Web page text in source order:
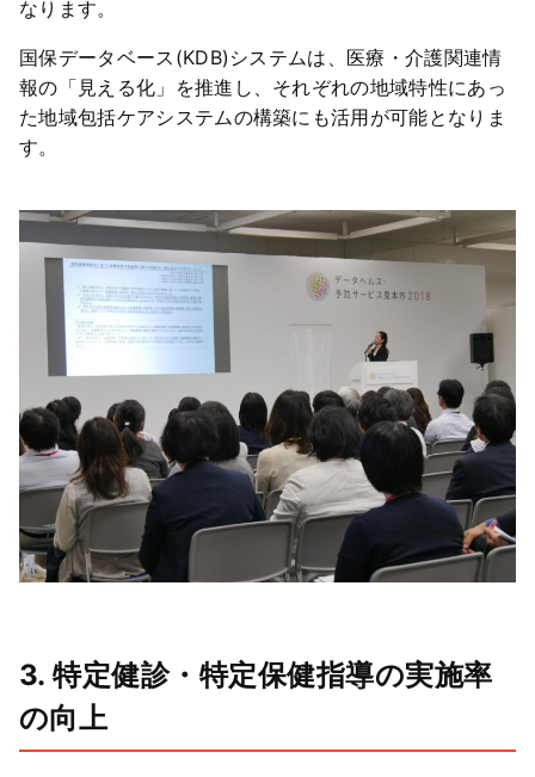
なります。
国保データベース(KDB)システムは、医療・介護関連情
報の「見える化」を推進し、それぞれの地域特性にあっ
た地域包括ケアシステムの構築にも活用が可能となりま
す。
3. 特定健診・特定保健指導の実施率
の向上